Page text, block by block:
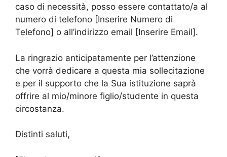
caso di necessità, posso essere contattato/a al
numero di telefono [Inserire Numero di
Telefono] o all’indirizzo email [Inserire Email].
La ringrazio anticipatamente per l’attenzione
che vorrà dedicare a questa mia sollecitazione
e per il supporto che la Sua istituzione saprà
offrire al mio/minore figlio/studente in questa
circostanza.
Distinti saluti,